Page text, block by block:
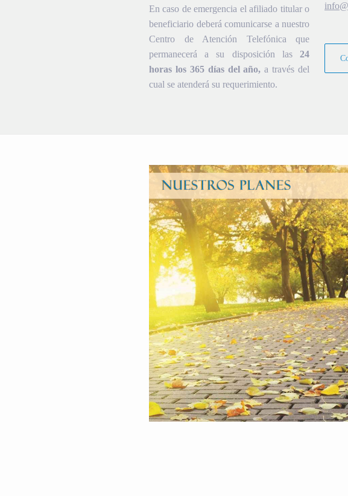
En caso de emergencia el afiliado titular o
beneficiario deberá comunicarse a nuestro
Centro de Atención Telefónica que
permanecerá a su disposición las 24
horas los 365 días del año, a través del
cual se atenderá su requerimiento.